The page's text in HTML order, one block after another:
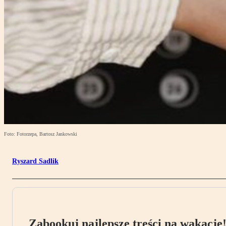
Foto: Fotorzepa, Bartosz Jankowski
Ryszard Sadlik